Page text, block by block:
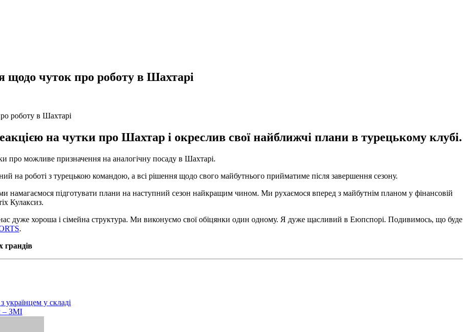
щодо чуток про роботу в Шахтарі
на чутки про Шахтар і окреслив свої найближчі плани в турецькому клубі.
можливе призначення на аналогічну посаду в Шахтарі.
на роботі з турецькою командою, а всі рішення щодо свого майбутнього прийматиме після завершення сезону.
підготувати плани на наступний сезон найкращим чином. Ми рухаємося вперед з майбутнім планом у фінансовій
Кулаксиз.
дуже хороша і сімейна структура. Ми виконуємо свої обіцянки один одному. Я дуже щасливий в Еюпспорі. Подивимось, що буде
.
грандів
у складі
– ЗМІ